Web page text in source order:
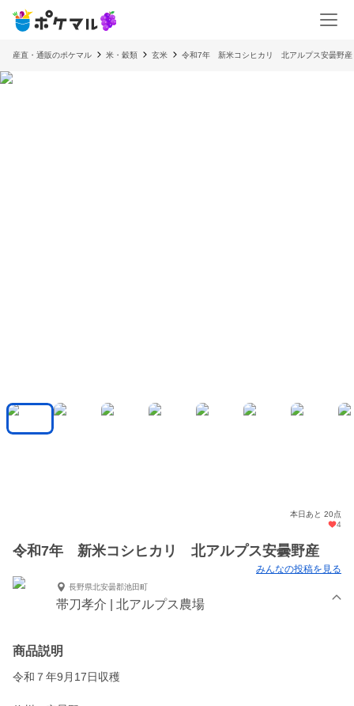
産直・通販のポケマル 米・穀類 玄米 令和7年 新米コシヒカリ 北アルプス安曇野産
本日あと 20点
4
令和7年 新米コシヒカリ 北アルプス安曇野産
みんなの投稿を見る
長野県北安曇郡池田町
帯刀孝介 | 北アルプス農場
商品説明
令和７年9月17日収穫